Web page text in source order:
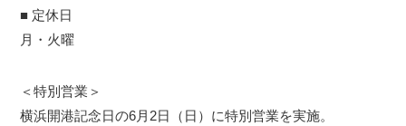
■ 定休日
月・火曜
＜特別営業＞
横浜開港記念日の6月2日（日）に特別営業を実施。